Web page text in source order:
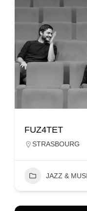
FUZ4TET
STRASBOURG
JAZZ &